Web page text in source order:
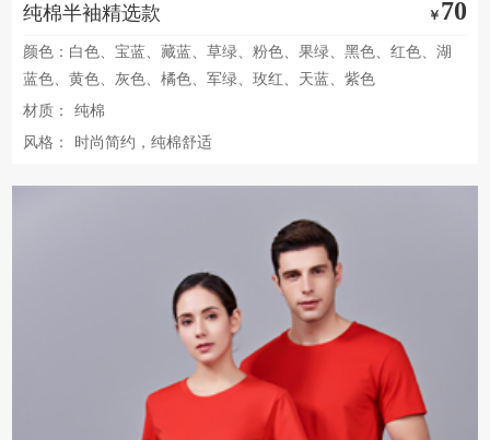
纯棉半袖精选款 ￥ 70
颜色：白色、宝蓝、藏蓝、草绿、粉色、果绿、黑色、红色、湖
蓝色、黄色、灰色、橘色、军绿、玫红、天蓝、紫色
材质：
纯棉
风格：
时尚简约，纯棉舒适